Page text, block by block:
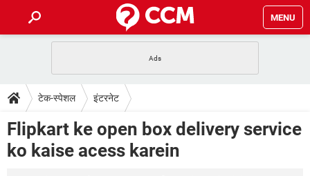
MENU
फोन पर अकाउंट बैलेंस चेक
WhatsApp Hack हो गया? Lucky Patcher यूज करें
टेक-स्पेशल
2020 के फ्री एंटीवायरस
बेस्ट फ्री ऑनलाइन गेम्स
डाउनलोड
Vidmate PUBG Mobile
FORUM
टेक-स्पेशल इंटरनेट
Flipkart ke open box delivery service
ko kaise acess karein